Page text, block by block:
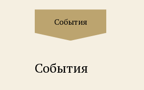
События
События